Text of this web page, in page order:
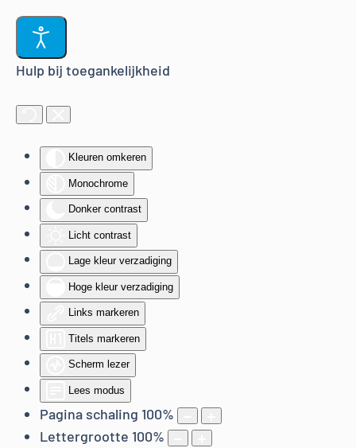
Hulp bij toegankelijkheid
Kleuren omkeren
Monochrome
Donker contrast
Licht contrast
Lage kleur verzadiging
Hoge kleur verzadiging
Links markeren
Titels markeren
Scherm lezer
Lees modus
Pagina schaling 100%
Lettergrootte 100%
Terug naar hoofdinhoud